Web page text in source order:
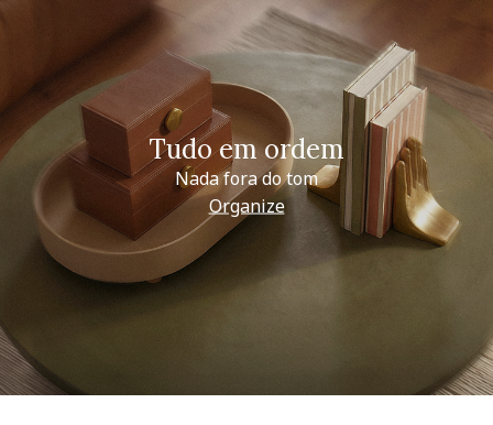
Tudo em ordem
Nada fora do tom
Organize